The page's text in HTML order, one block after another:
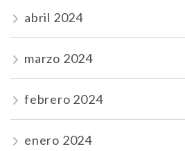
abril 2024
marzo 2024
febrero 2024
enero 2024